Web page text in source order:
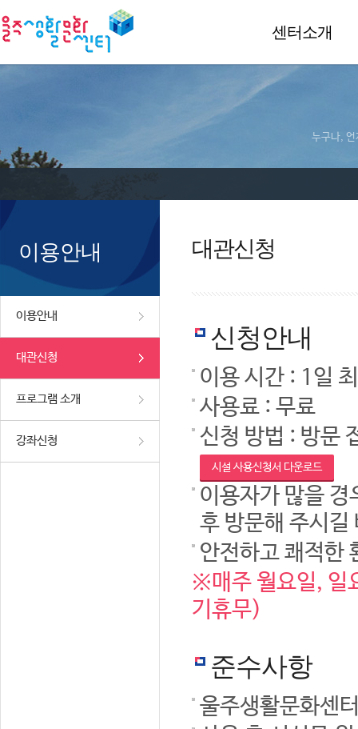
센터소개
누구나, 언
이용안내
이용안내
대관신청
프로그램 소개
강좌신청
대관신청
신청안내
이용 시간 : 1일
사용료 : 무료
신청 방법 : 방문
시설 사용신청서 다운로드
이용자가 많을 경
후 방문해 주시길
안전하고 쾌적한
※매주 월요일, 일
기휴무)
준수사항
울주생활문화센